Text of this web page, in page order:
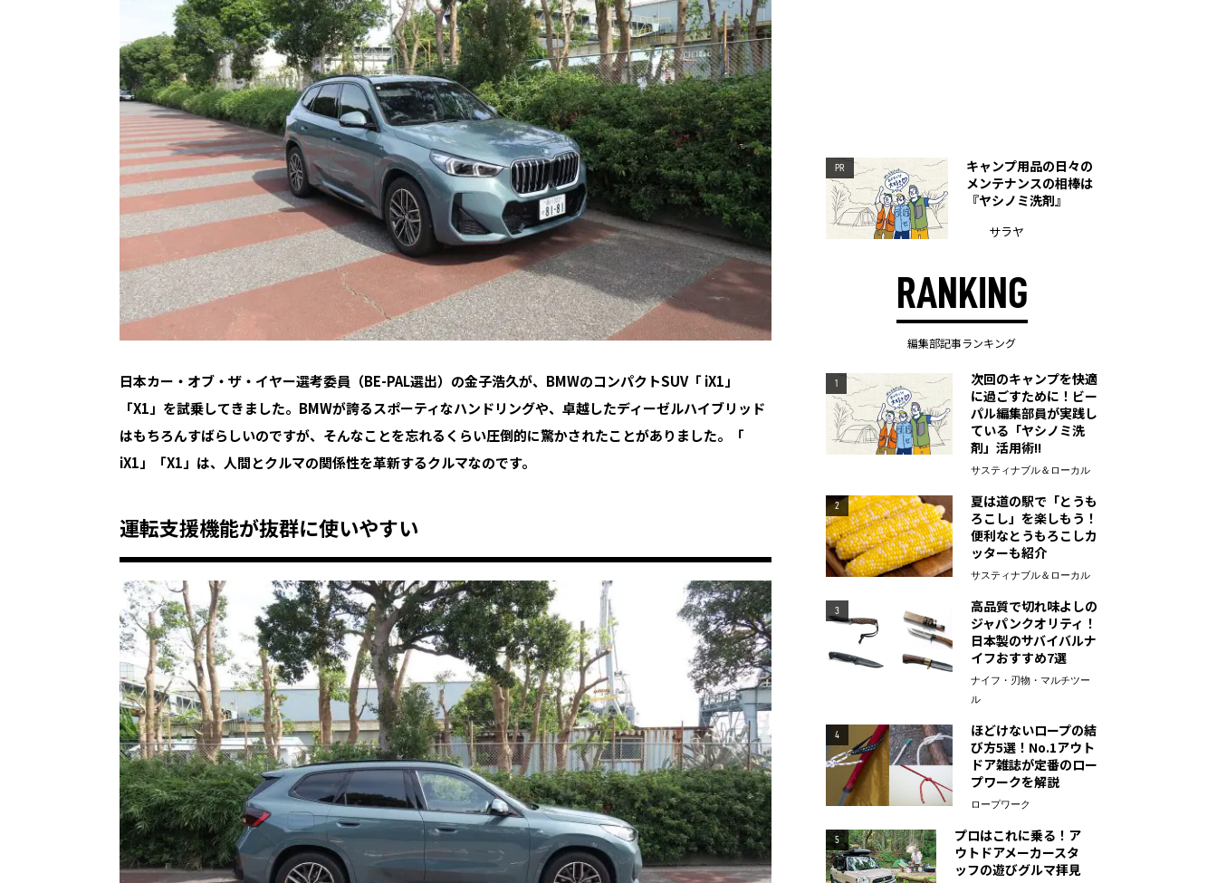
日本カー・オブ・ザ・イヤー選考委員（BE-PAL選出）の金子浩久が、BMWのコンパクトSUV「 iX1」
「X1」を試乗してきました。BMWが誇るスポーティなハンドリングや、卓越したディーゼルハイブリッド
はもちろんすばらしいのですが、そんなことを忘れるくらい圧倒的に驚かされたことがありました。「
iX1」「X1」は、人間とクルマの関係性を革新するクルマなのです。
運転支援機能が抜群に使いやすい
PR
キャンプ用品の日々の
メンテナンスの相棒は
『ヤシノミ洗剤』
サラヤ
RANKING
編集部記事ランキング
1
次回のキャンプを快適
に過ごすために！ビー
パル編集部員が実践し
ている「ヤシノミ洗
剤」活用術!!
サスティナブル＆ローカル
2
夏は道の駅で「とうも
ろこし」を楽しもう！
便利なとうもろこしカ
ッターも紹介
サスティナブル＆ローカル
3
高品質で切れ味よしの
ジャパンクオリティ！
日本製のサバイバルナ
イフおすすめ7選
ナイフ・刃物・マルチツー
ル
4
ほどけないロープの結
び方5選！No.1アウト
ドア雑誌が定番のロー
プワークを解説
ロープワーク
5
プロはこれに乗る！ア
ウトドアメーカースタ
ッフの遊びグルマ拝見